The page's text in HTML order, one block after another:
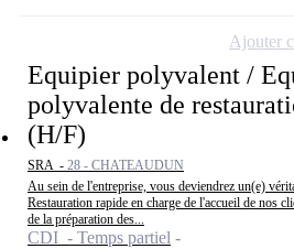
Equipier polyvalent /
polyvalente de
(H/F)
SRA - 28 - CHATEAUDUN
Au sein de l'entreprise, vous deviendrez un(e)
Restauration rapide en charge de l'accueil de nos
de la préparation des...
CDI - Temps partiel
Ajouter